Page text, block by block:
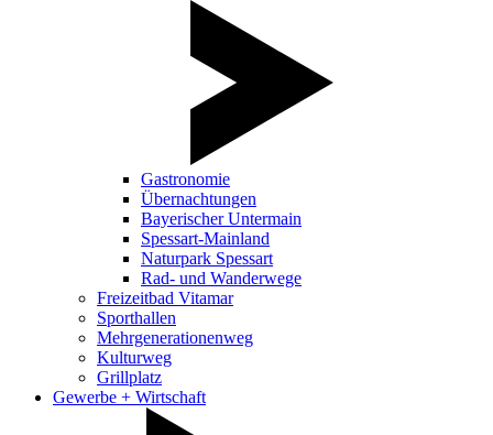
Gastronomie
Übernachtungen
Bayerischer Untermain
Spessart-Mainland
Naturpark Spessart
Rad- und Wanderwege
Freizeitbad Vitamar
Sporthallen
Mehrgenerationenweg
Kulturweg
Grillplatz
Gewerbe + Wirtschaft